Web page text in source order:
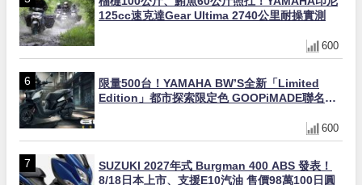
125cc速克達Gear Ultima 2740公里耐操實測
600
限量500台！YAMAHA BW’S全新「Limited
Edition」都市探索限定色 GOOPiMADE聯名包
600
SUZUKI 2027年式 Burgman 400 ABS 發表！
8/18日本上市、支援E10汽油 售價98萬100日圓